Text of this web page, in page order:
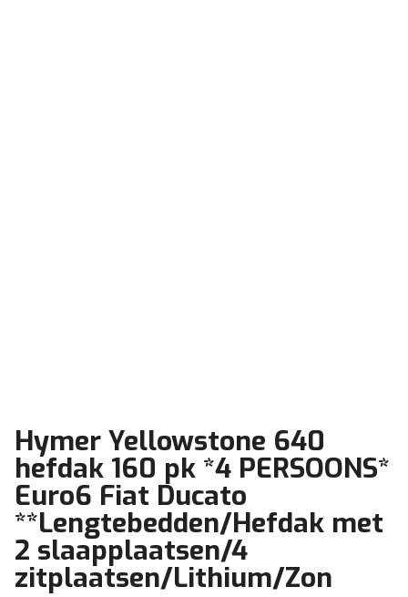
Hymer Yellowstone 640
hefdak 160 pk *4 PERSOONS*
Euro6 Fiat Ducato
**Lengtebedden/Hefdak met
2 slaapplaatsen/4
zitplaatsen/Lithium/Zon